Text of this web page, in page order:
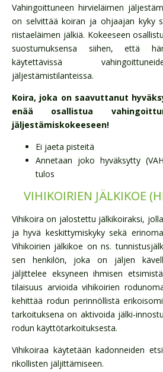
Vahingoittuneen hirvieläimen
on selvittää koiran ja ohjaajan kyky
riistaeläimen jälkiä. Kokeeseen
suostumuksensa siihen, että
käytettävissä
jäljestämistilanteissa.
Koira, joka on saavuttanut
enää osallistua
jäljestämiskokeeseen!
Ei jaeta pisteitä
Annetaan joko hyväksytty
tulos
VIHIKOIRIEN JÄLKIKOE
Vihikoira on jalostettu jälkikoiraksi,
ja hyvä keskittymiskyky sekä
Vihikoirien jälkikoe on ns.
sen henkilön, joka on jäljen
jäljittelee eksyneen ihmisen
tilaisuus arvioida vihikoirien
kehittää rodun perinnöllistä
tarkoituksena on aktivoida jälki-
rodun käyttötarkoituksesta.
Vihikoiraa käytetään kadonneiden
rikollisten jäljittämiseen.